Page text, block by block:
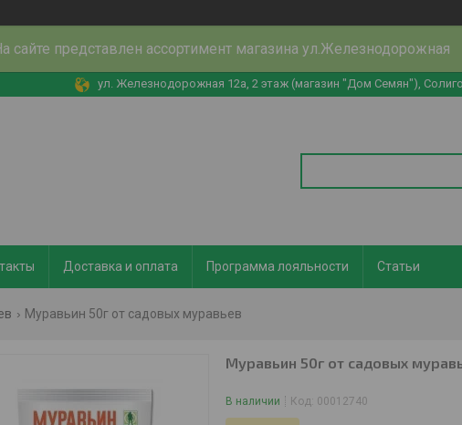
сайте представлен ассортимент магазина ул.Железнодорожная
ул. Железнодорожная 12а, 2 этаж (магазин "Дом Семян"),
Доставка и оплата Программа лояльности Статьи
Муравьин 50г от садовых муравьев
Муравьин 50г от садовых
В наличии Код: 00012740